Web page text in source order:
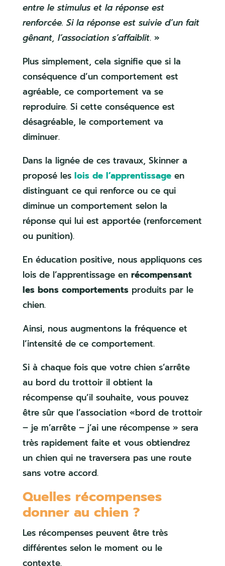
entre le stimulus et la réponse est
renforcée. Si la réponse est suivie d’un fait
gênant, l’association s’affaiblit. »
Plus simplement, cela signifie que si la
conséquence d’un comportement est
agréable, ce comportement va se
reproduire. Si cette conséquence est
désagréable, le comportement va
diminuer.
Dans la lignée de ces travaux, Skinner a
proposé les lois de l’apprentissage en
distinguant ce qui renforce ou ce qui
diminue un comportement selon la
réponse qui lui est apportée (renforcement
ou punition).
En éducation positive, nous appliquons ces
lois de l’apprentissage en récompensant
les bons comportementsproduits par le
chien.
Ainsi, nous augmentons la fréquence et
l’intensité de ce comportement.
Si à chaque fois que votre chien s’arrête
au bord du trottoir il obtient la
récompense qu’il souhaite, vous pouvez
être sûr que l’association «bord de trottoir
– je m’arrête – j’ai une récompense » sera
très rapidement faite et vous obtiendrez
un chien qui ne traversera pas une route
sans votre accord.
Quelles récompenses
donner au chien ?
Les récompenses peuvent être très
différentes selon le moment ou le
contexte.